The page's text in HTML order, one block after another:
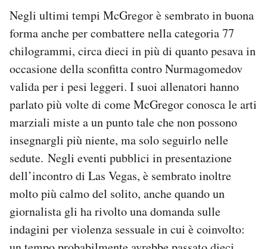
Negli ultimi tempi McGregor è sembrato in buona
forma anche per combattere nella categoria 77
chilogrammi, circa dieci in più di quanto pesava in
occasione della sconfitta contro Nurmagomedov
valida per i pesi leggeri. I suoi allenatori hanno
parlato più volte di come McGregor conosca le arti
marziali miste a un punto tale che non possono
insegnargli più niente, ma solo seguirlo nelle
sedute. Negli eventi pubblici in presentazione
dell’incontro di Las Vegas, è sembrato inoltre
molto più calmo del solito, anche quando un
giornalista gli ha rivolto una domanda sulle
indagini per violenza sessuale in cui è coinvolto: